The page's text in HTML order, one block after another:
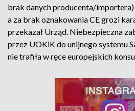
brak danych producenta/importera)
a za brak oznakowania CE grozi
przekazał Urząd. Niebezpieczna
przez UOKiK do unijnego systemu
nie trafiła w ręce europejskich